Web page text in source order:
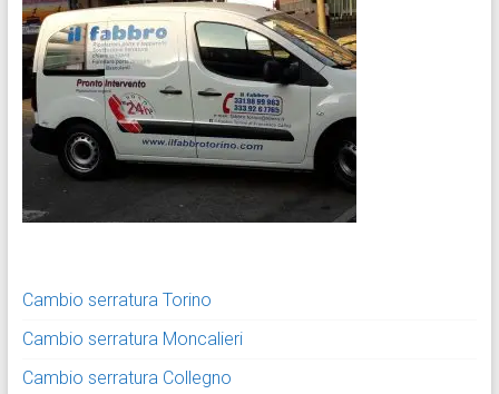
Cambio serratura Torino
Cambio serratura Moncalieri
Cambio serratura Collegno